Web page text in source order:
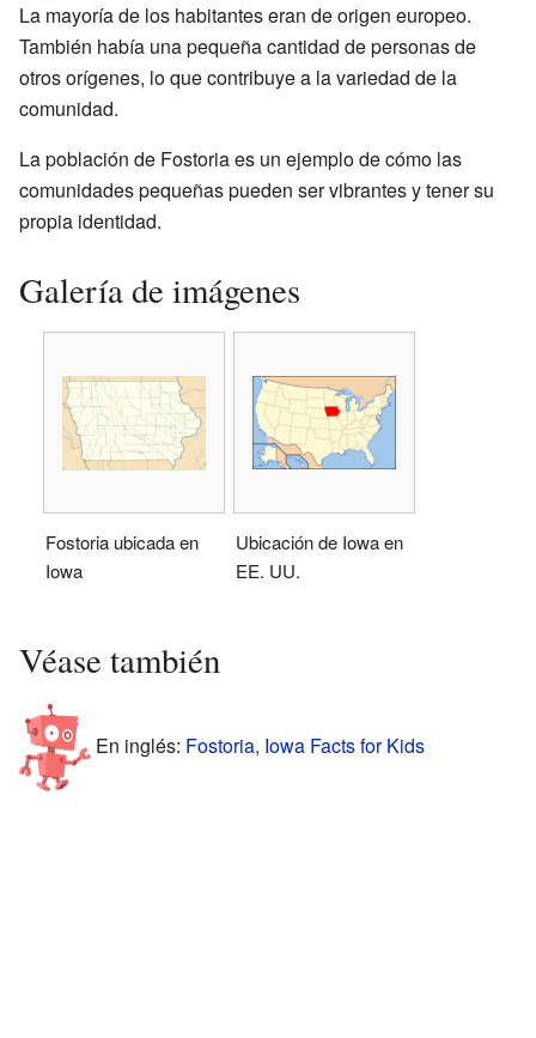
La mayoría de los habitantes eran de origen europeo.
También había una pequeña cantidad de personas de
otros orígenes, lo que contribuye a la variedad de la
comunidad.
La población de Fostoria es un ejemplo de cómo las
comunidades pequeñas pueden ser vibrantes y tener su
propia identidad.
Galería de imágenes
Fostoria ubicada en
Iowa
Ubicación de Iowa en
EE. UU.
Véase también
En inglés: Fostoria, Iowa Facts for Kids